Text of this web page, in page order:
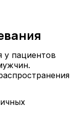
у пациентов